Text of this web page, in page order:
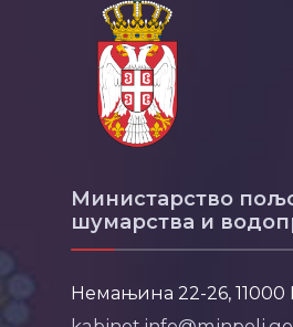
Министарство
шумарства и
Немањина 22-26, 11000